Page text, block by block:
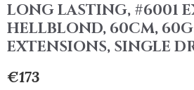
LONG LASTING, #6001
HELLBLOND, 60CM,
EXTENSIONS, SINGLE
€173